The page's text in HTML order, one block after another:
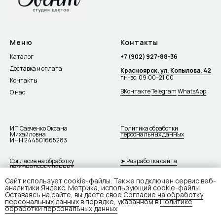
Сайт использует cookie-файлы. Также подключен сервис веб-
аналитики Яндекс. Метрика, использующий cookie-файлы.
Оставаясь на сайте, вы даете свое Согласие на обработку
персональных данныхв порядке, указанном вПолитике
обработки персональных данных
Меню
Каталог
Доставка и оплата
Контакты
О нас
Контакты
+7 (902) 927-88-36
Красноярск, ул. Копылова, 42
пн-вс, 09:00–21:00
ВКонтактеTelegramWhatsApp
ИП Савченко Оксана
Михайловна
ИНН 244501665283
Политика обработки
персональных данных
Согласие на обработку
персональных данных
➤ Разработка сайта